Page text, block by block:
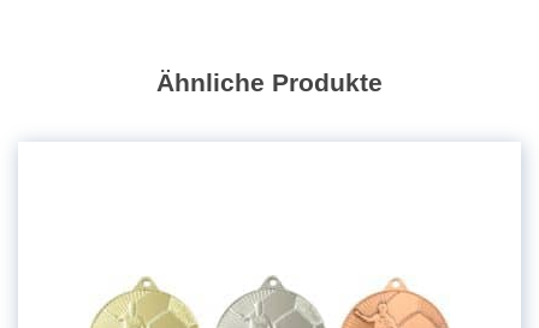
Ähnliche Produkte